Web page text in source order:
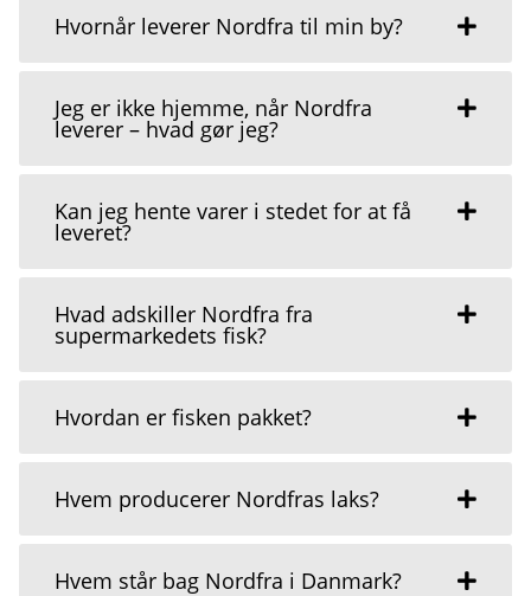
Hvornår leverer Nordfra til min by?
Jeg er ikke hjemme, når Nordfra
leverer – hvad gør jeg?
Kan jeg hente varer i stedet for at få
leveret?
Hvad adskiller Nordfra fra
supermarkedets fisk?
Hvordan er fisken pakket?
Hvem producerer Nordfras laks?
Hvem står bag Nordfra i Danmark?